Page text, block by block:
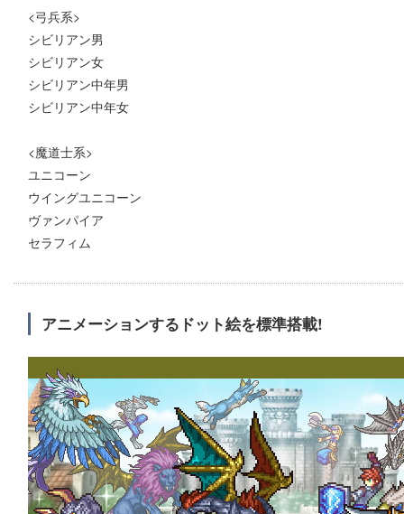
<弓兵系>
シビリアン男
シビリアン女
シビリアン中年男
シビリアン中年女
<魔道士系>
ユニコーン
ウイングユニコーン
ヴァンパイア
セラフィム
アニメーションするドット絵を標準搭載!